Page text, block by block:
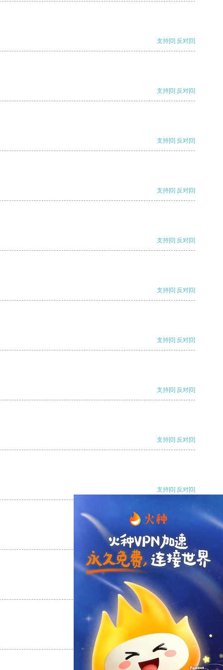
支持[0] 反对[0]
支持[0] 反对[0]
支持[0] 反对[0]
支持[0] 反对[0]
支持[0] 反对[0]
支持[0] 反对[0]
支持[0] 反对[0]
支持[0] 反对[0]
支持[0] 反对[0]
支持[0] 反对[0]
支持[0] 反对
支持
反对 [0]